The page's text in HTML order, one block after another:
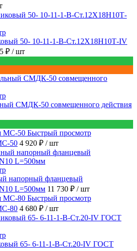
50- 10-11-1-B-Ст.12Х18Н10Т-IV
₽ / шт
СМДК-50 совмещенного действия
Быстрый просмотр
50 4 920 ₽ / шт
напорный фланцевый
L=500мм 11 730 ₽ / шт
Быстрый просмотр
80 4 680 ₽ / шт
65- 6-11-1-B-Ст.20-IV ГОСТ